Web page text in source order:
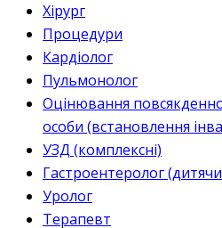
Хірург
Процедури
Кардіолог
Пульмонолог
Оцінювання
особи (встановлення
УЗД (комплексні)
Гастроентеролог
Уролог
Терапевт